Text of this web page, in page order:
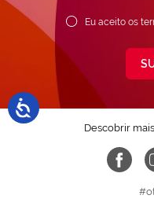
Newsletter:
Eu aceito os
Descobrir